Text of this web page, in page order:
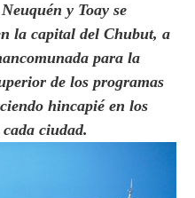
y Toay se
la capital del Chubut, a
para la
de los programas
hincapié en los
ciudad.